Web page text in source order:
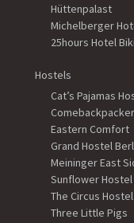
Hüttenpalast
Michelberger
25hours Hotel
Hostels
Cat’s Pajamas
Eastern Comfort
Grand Hostel
Meininger East
Sunflower Hostel
The Circus Hostel
Three Little Pigs